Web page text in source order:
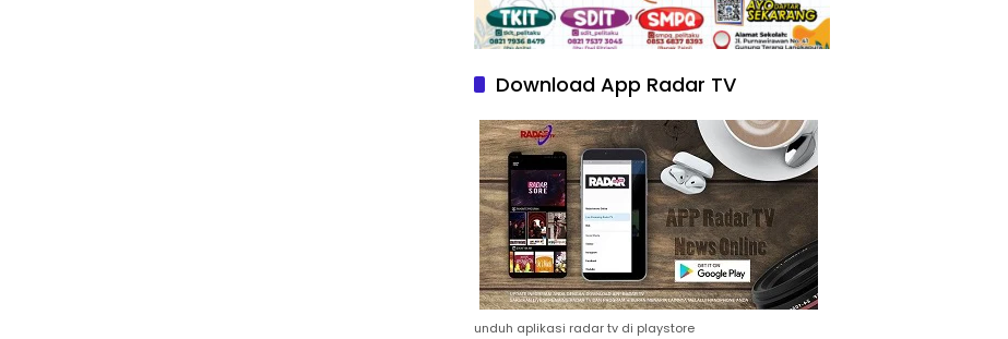
Download App Radar TV
unduh aplikasi radar tv di playstore